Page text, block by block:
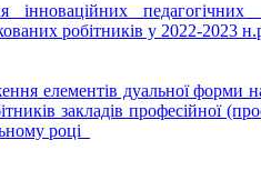
інноваційних педагогічних
робітників у 2022-2023
елементів дуальної форми
закладів професійної
році